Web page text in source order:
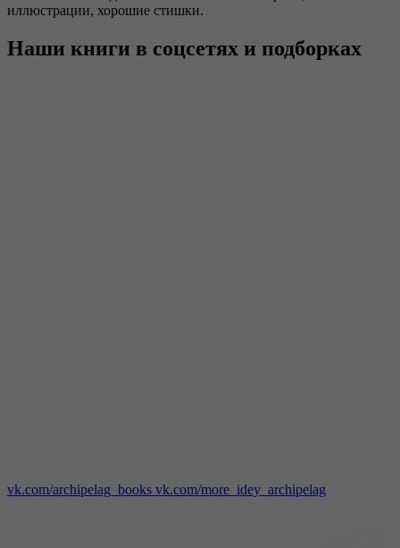
иллюстрации, хорошие стишки.
Наши книги в соцсетях и подборках
vk.com/archipelag_books vk.com/more_idey_archipelag